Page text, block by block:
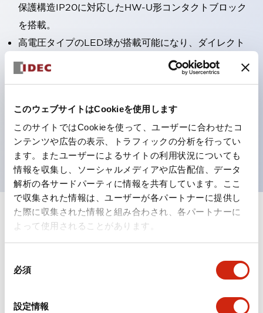
このウェブサイトはCookieを使用します
このサイトではCookieを使って、ユーザーに合わせたコ
ンテンツや広告の表示、トラフィックの分析を行ってい
ます。またユーザーによるサイトの利用状況についても
情報を収集し、ソーシャルメディアや広告配信、データ
解析の各サードパーティに情報を共有しています。ここ
で収集された情報は、ユーザーが各パートナーに提供し
た際に収集された情報と組み合わされ、各パートナーに
よって使用されることがあります。
必須
設定情報
保護構造IP20に対応したHW-U形コンタクトブロック
を搭載。
高電圧タイプのLED球が搭載可能になり、ダイレクト
タイプの定格使用電圧が最大240Vまで対応可能になり
ました。
で色ごとに分かれていたLED球を、1色のLED球で各色
を表現できるようにしました。
UL、CSA、TÜV、CCC認証品。
仕様
電気的仕様(照光部定格)
環境仕様